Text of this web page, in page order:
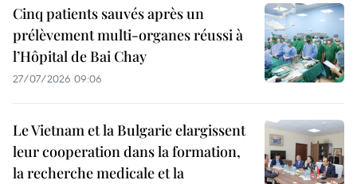
Cinq patients sauvés après un
prélèvement multi-organes réussi à
l’Hôpital de Bai Chay
27/07/2026 09:06
Le Vietnam et la Bulgarie elargissent
leur cooperation dans la formation,
la recherche medicale et la